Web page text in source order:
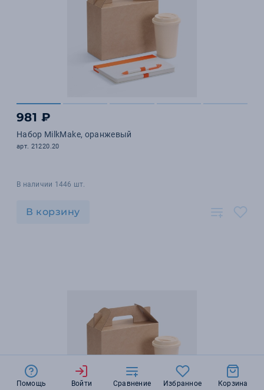
981 ₽
Набор MilkMake, оранжевый
арт. 21220.20
В наличии 1446 шт.
В корзину
Помощь Войти Сравнение Избранное Корзина